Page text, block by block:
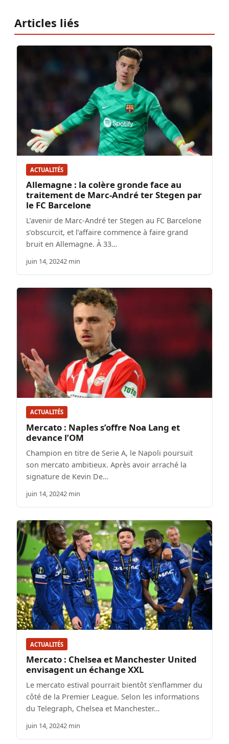
Articles liés
ACTUALITÉS
Allemagne : la colère gronde face au
traitement de Marc-André ter Stegen par
le FC Barcelone
L’avenir de Marc-André ter Stegen au FC Barcelone
s’obscurcit, et l’affaire commence à faire grand
bruit en Allemagne. À 33…
juin 14, 20242 min
ACTUALITÉS
Mercato : Naples s’offre Noa Lang et
devance l’OM
Champion en titre de Serie A, le Napoli poursuit
son mercato ambitieux. Après avoir arraché la
signature de Kevin De…
juin 14, 20242 min
ACTUALITÉS
Mercato : Chelsea et Manchester United
envisagent un échange XXL
Le mercato estival pourrait bientôt s’enflammer du
côté de la Premier League. Selon les informations
du Telegraph, Chelsea et Manchester…
juin 14, 20242 min